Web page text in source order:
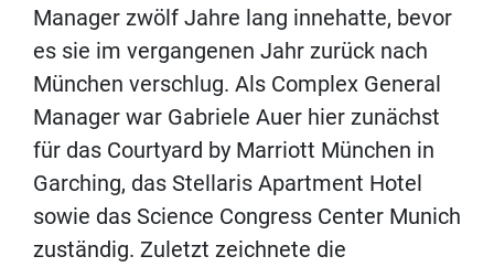
Manager zwölf Jahre lang innehatte, bevor
es sie im vergangenen Jahr zurück nach
München verschlug. Als Complex General
Manager war Gabriele Auer hier zunächst
für das Courtyard by Marriott München in
Garching, das Stellaris Apartment Hotel
sowie das Science Congress Center Munich
zuständig. Zuletzt zeichnete die